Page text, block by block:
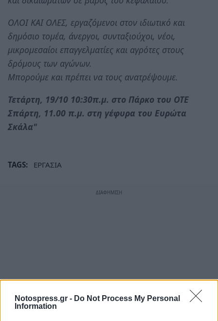
Notospress.gr - Do Not Process My Personal
Information
ΟΛΟΙ ΚΑΙ ΟΛΕΣ, εργαζόμενοι στον ιδιωτικό και
δημόσιο τομέα, άνεργοι, συνταξιούχοι, νέοι,
μικρομεσαίοι επαγγελματίες και αγρότες στους
δρόμους των αγώνων.
Μπορούμε και πρέπει να τους ανατρέψουμε.
Τετάρτη, 19/10 10:30π.μ. στο Πάρκο του ΟΤΕ
Σπάρτη, 11.00 π.μ. στη γέφυρα του Ευρώτα
Σκάλα"
TAGS: ΕΡΓΑΣΙΑ